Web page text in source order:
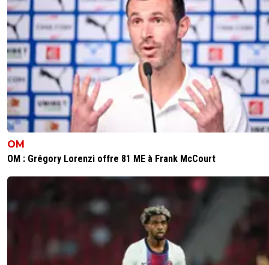
OM
OM : Grégory Lorenzi offre 81 ME à Frank McCourt